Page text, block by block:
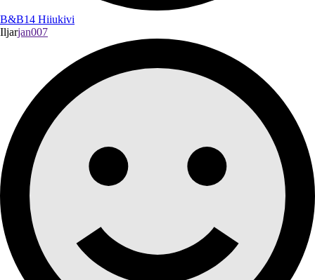
B&B14 Hiiukivi
Iljarjan007